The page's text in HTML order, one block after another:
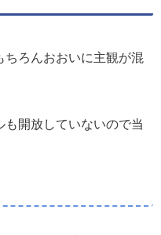
ろんおおいに主観が混
開放していないので当